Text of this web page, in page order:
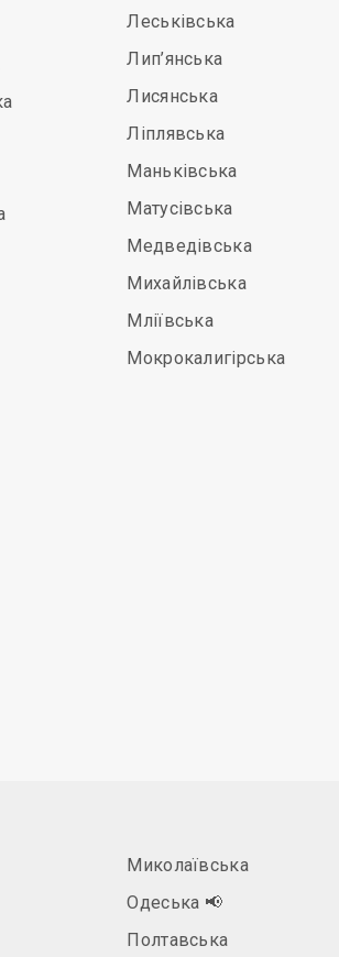
Леськівська
Лип’янська
Лисянська
Ліплявська
Маньківська
Матусівська
Медведівська
Михайлівська
Мліївська
Мокрокалигірська
Миколаївська
Одеська 📢
Полтавська